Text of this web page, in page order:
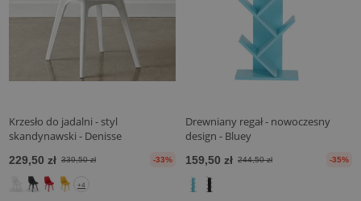
Krzesło do jadalni - styl
skandynawski - Denisse
229,50 zł 339,50 zł -33%
+4
Drewniany regał - nowoczesny
design - Bluey
159,50 zł 244,50 zł -35%